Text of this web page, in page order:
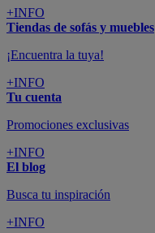
+INFO
Tiendas de sofás y muebles
¡Encuentra la tuya!
+INFO
Tu cuenta
Promociones exclusivas
+INFO
El blog
Busca tu inspiración
+INFO